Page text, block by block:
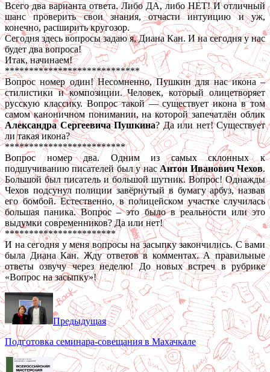
Всего два варианта ответа. Либо ДА, либо НЕТ! И отличный
шанс проверить свои знания, отчасти интуицию и уж,
конечно, расширить кругозор.
Сегодня здесь вопросы задаю я, Диана Кан. И на сегодня у нас
будет два вопроса!
Итак, начинаем!
****************************
Вопрос номер один! Несомненно, Пушкин для нас икона –
стилистики и композиции. Человек, который олицетворяет
русскую классику. Вопрос такой — существует икона в том
самом каноничном понимании, на которой запечатлён облик
Александра Сергеевича Пушкина? Да или нет! Существует
ли такая икона?
*************************
Вопрос номер два. Одним из самых склонных к
подшучиванию писателей был у насАнтон Иванович Чехов.
Большой был писатель и большой шутник. Вопрос! Однажды
Чехов подсунул полиции завёрнутый в бумагу арбуз, назвав
его бомбой. Естественно, в полицейском участке случилась
большая паника. Вопрос – это было в реальности или это
выдумки современников? Да или нет!
***********************
И на сегодня у меня вопросы на засыпку закончились. С вами
была Диана Кан. Жду ответов в комментах. А правильные
ответы озвучу через неделю! До новых встреч в рубрике
«Вопрос на засыпку»!
Предыдущая
Подготовка семинара-совещания в Махачкале